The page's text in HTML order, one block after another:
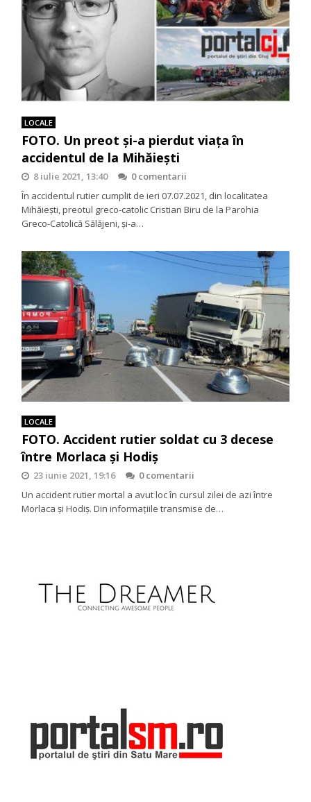
LOCALE
FOTO. Un preot și-a pierdut viața în
accidentul de la Mihăiești
8 iulie 2021, 13:40
0 comentarii
În accidentul rutier cumplit de ieri 07.07.2021, din localitatea
Mihăiești, preotul greco-catolic Cristian Biru de la Parohia
Greco-Catolică Sălăjeni, și-a…
LOCALE
FOTO. Accident rutier soldat cu 3 decese
între Morlaca și Hodiș
23 iunie 2021, 19:16
0 comentarii
Un accident rutier mortal a avut loc în cursul zilei de azi între
Morlaca și Hodiș. Din informațiile transmise de…